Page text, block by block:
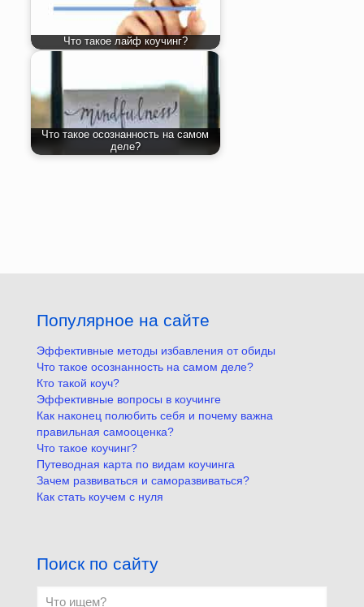
Что такое лайф коучинг?
Что такое осознанность на самом
деле?
Популярное на сайте
Эффективные методы избавления от обиды
Что такое осознанность на самом деле?
Кто такой коуч?
Эффективные вопросы в коучинге
Как наконец полюбить себя и почему важна
правильная самооценка?
Что такое коучинг?
Путеводная карта по видам коучинга
Зачем развиваться и саморазвиваться?
Как стать коучем с нуля
Поиск по сайту